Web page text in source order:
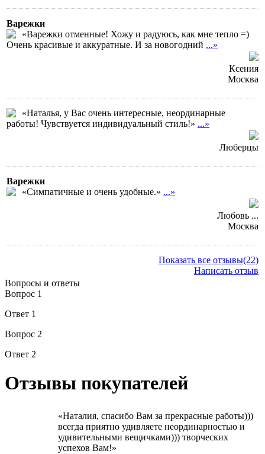
Варежки
«Варежки отменные! Хожу и радуюсь, как мне тепло =)
Очень красивые и аккуратные. И за новогодний ...»
Ксения
Москва
«Наталья, у Вас очень интересные, неординарные
работы! Чувствуется индивидуальный стиль!» ...»
Люберцы
Варежки
«Симпатичные и очень удобные.» ...»
Любовь ...
Москва
Показать все отзывы(22)
Написать отзыв
Вопросы и ответы
Вопрос 1
Ответ 1
Вопрос 2
Ответ 2
Отзывы покупателей
«Наталия, спасибо Вам за прекрасные работы)))
всегда приятно удивляете неординарностью и
удивительными вещичками))) творческих
успехов Вам!»